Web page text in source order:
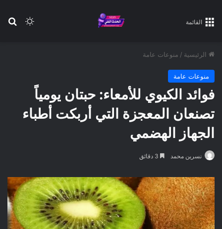
الوضع القائمة
الرئيسية / منوعات عامة
منوعات عامة
فوائد الكيوي للأمعاء: حبتان يومياً
تصنعان المعجزة التي أربكت أطباء
الجهاز الهضمي
نسرين محمد